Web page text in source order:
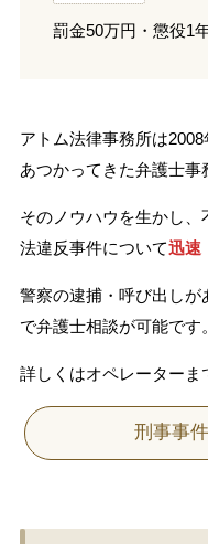
罰金50万円・懲役1
アトム法律事務所は
あつかってきた弁護士事
そのノウハウを生かし
法違反事件について迅速
警察の逮捕・呼び出しが
で弁護士相談が可能です。
詳しくはオペレーターま
刑事事